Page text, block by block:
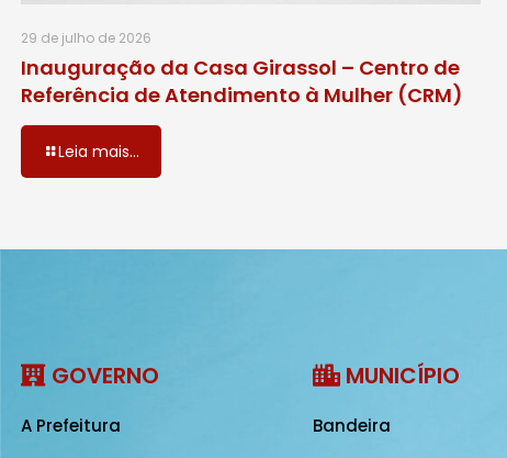
29 de julho de 2026
Inauguração da Casa Girassol – Centro de
Referência de Atendimento à Mulher (CRM)
Leia mais...
GOVERNO
A Prefeitura
MUNICÍPIO
Bandeira